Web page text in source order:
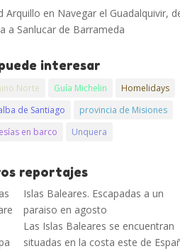
Arquillo en Navegar el Guadalquivir,
a Sanlucar de Barrameda
interesar
Norte Guía Michelin
Homelidays
de Santiago
provincia de Misiones
en barco
Unquera
reportajes
Islas Baleares. Escapadas a un
paraiso en agosto
Las Islas Baleares se encuentran
situadas en la costa este de